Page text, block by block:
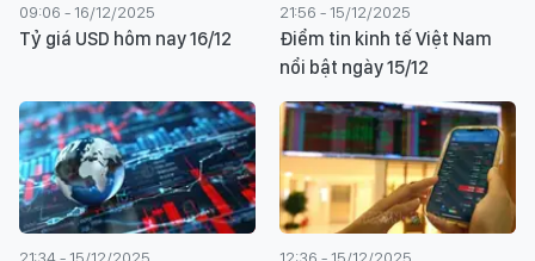
09:06 - 16/12/2025
Tỷ giá USD hôm nay 16/12
21:56 - 15/12/2025
Điểm tin kinh tế Việt Nam
nổi bật ngày 15/12